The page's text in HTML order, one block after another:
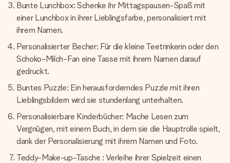
Bunte Lunchbox: Schenke ihr Mittagspausen-Spaß mit
einer Lunchbox in ihrer Lieblingsfarbe, personalisiert mit
ihrem Namen.
Personalisierter Becher: Für die kleine Teetrinkerin oder den
Schoko-Milch-Fan eine Tasse mit ihrem Namen darauf
gedruckt.
Buntes Puzzle: Ein herausforderndes Puzzle mit ihren
Lieblingsbildern wird sie stundenlang unterhalten.
Personalisierbare Kinderbücher: Mache Lesen zum
Vergnügen, mit einem Buch, in dem sie die Hauptrolle spielt,
dank der Personalisierung mit ihrem Namen und Foto.
Teddy-Make-up-Tasche : Verleihe ihrer Spielzeit einen